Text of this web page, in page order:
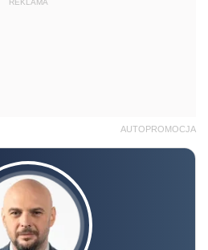
REKLAMA
AUTOPROMOCJA